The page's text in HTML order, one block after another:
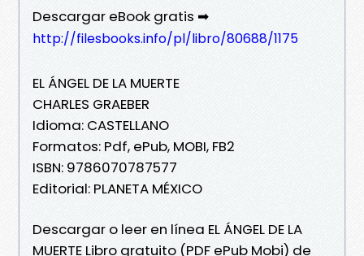
Descargar eBook gratis ➡
http://filesbooks.info/pl/libro/80688/1175
EL ÁNGEL DE LA MUERTE
CHARLES GRAEBER
Idioma: CASTELLANO
Formatos: Pdf, ePub, MOBI, FB2
ISBN: 9786070787577
Editorial: PLANETA MÉXICO
Descargar o leer en línea EL ÁNGEL DE LA
MUERTE Libro gratuito (PDF ePub Mobi) de